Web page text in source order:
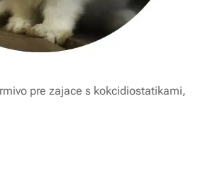
pre zajace s kokcidiostatikami,